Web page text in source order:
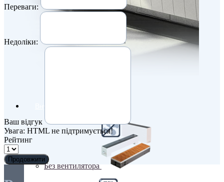
Без вентилятора
Переваги:
Недоліки:
Ваш відгук
Увага: HTML не підтримується!
Рейтинг
Продовжити